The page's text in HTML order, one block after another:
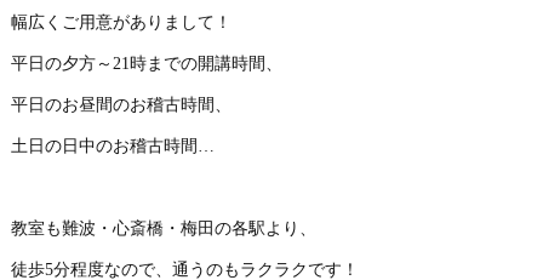
幅広くご用意がありまして！
平日の夕方～21時までの開講時間、
平日のお昼間のお稽古時間、
土日の日中のお稽古時間…
教室も難波・心斎橋・梅田の各駅より、
徒歩5分程度なので、通うのもラクラクです！